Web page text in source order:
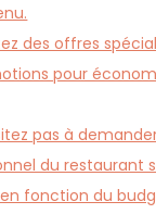
des offres
pour
pas à
du restaurant
fonction du